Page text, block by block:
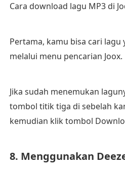
Cara download lagu MP3 di
Pertama, kamu bisa cari
melalui menu pencarian Joox.
Jika sudah menemukan
tombol titik tiga di sebelah
kemudian klik tombol
8. Menggunakan